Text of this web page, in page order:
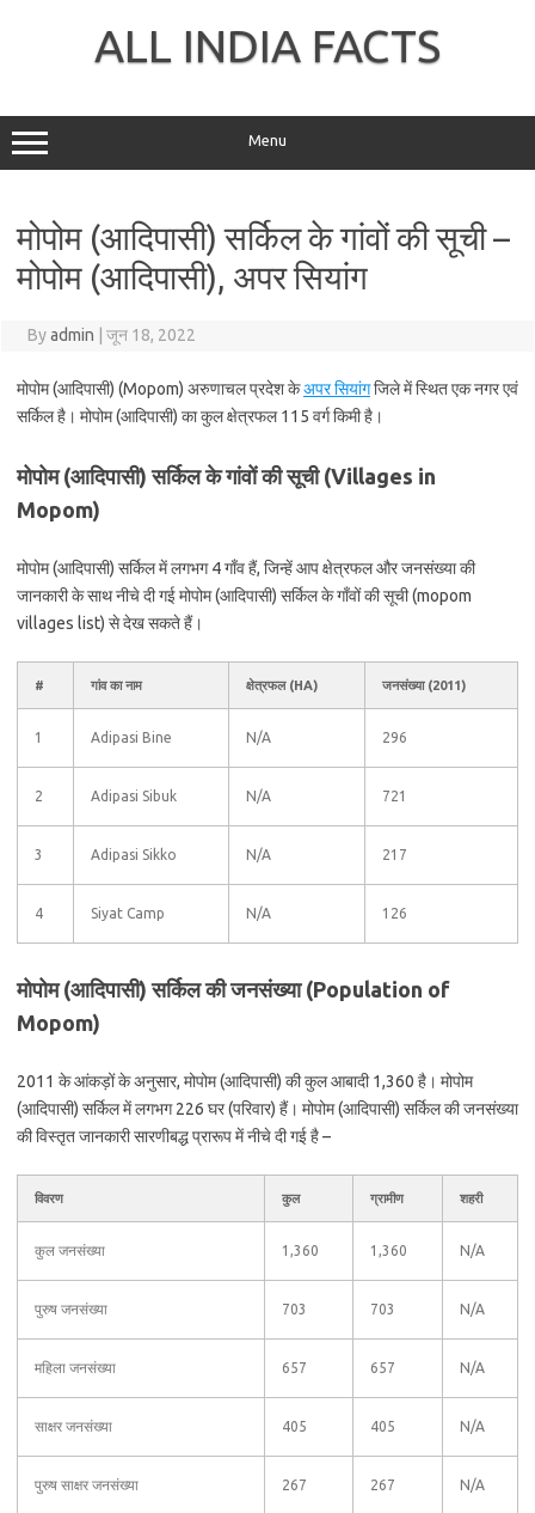
ALL INDIA FACTS
Menu
मोपोम (आदिपासी) सर्किल के गांवों की सूची –
मोपोम (आदिपासी), अपर सियांग
Byadmin जून 18, 2022
मोपोम (आदिपासी) (Mopom) अरुणाचल प्रदेश केअपर सियांगजिले में स्थित एक नगर एवं
सर्किल है। मोपोम (आदिपासी) का कुल क्षेत्रफल 115 वर्ग किमी है।
मोपोम (आदिपासी) सर्किल के गांवों की सूची (Villages in
Mopom)
मोपोम (आदिपासी) सर्किल में लगभग 4 गाँव हैं, जिन्हें आप क्षेत्रफल और जनसंख्या की
जानकारी के साथ नीचे दी गई मोपोम (आदिपासी) सर्किल के गाँवों की सूची (mopom
villages list) से देख सकते हैं।
# गांव का नाम क्षेत्रफल (HA) जनसंख्या (2011)
1 Adipasi Bine N/A 296
2 Adipasi Sibuk N/A 721
3 Adipasi Sikko N/A 217
4 Siyat Camp N/A 126
मोपोम (आदिपासी) सर्किल की जनसंख्या (Population of
Mopom)
2011 के आंकड़ों के अनुसार, मोपोम (आदिपासी) की कुल आबादी 1,360 है। मोपोम
(आदिपासी) सर्किल में लगभग 226 घर (परिवार) हैं। मोपोम (आदिपासी) सर्किल की जनसंख्या
की विस्तृत जानकारी सारणीबद्ध प्रारूप में नीचे दी गई है –
विवरण कुल ग्रामीण शहरी
कुल जनसंख्या 1,360 1,360 N/A
पुरुष जनसंख्या 703 703 N/A
महिला जनसंख्या 657 657 N/A
साक्षर जनसंख्या 405 405 N/A
पुरुष साक्षर जनसंख्या 267 267 N/A